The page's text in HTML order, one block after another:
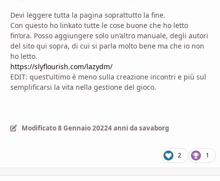
Devi leggere tutta la pagina soprattutto la fine.
Con questo ho linkato tutte le cose buone che ho letto
fin’ora. Posso aggiungere solo un’altro manuale, degli autori
del sito qui sopra, di cui si parla molto bene ma che io non
ho letto.
https://slyflourish.com/lazydm/
EDIT: quest’ultimo è meno sulla creazione incontri e più sul
semplificarsi la vita nella gestione del gioco.
Modificato8 Gennaio 20224 anni da savaborg
2 1